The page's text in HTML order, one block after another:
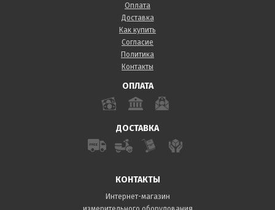
Оплата
Доставка
Как купить
Согласие
Политика
Контакты
ОПЛАТА
ДОСТАВКА
КОНТАКТЫ
Интернет-магазин